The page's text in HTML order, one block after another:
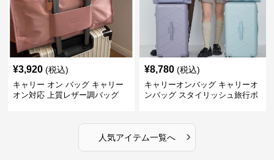
¥3,920 (税込)
キャリー オン バッグ キャリー
オン対応 上質レザー調バッグ
¥8,780 (税込)
キャリーオンバッグ キャリーオ
ンバッグ スタイリッシュ旅行ボ
人気アイテム一覧へ ›